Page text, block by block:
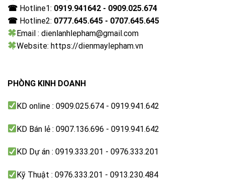
Chọn mức nước
Có
Kính chịu lực
Hộc nước giặt
Có
☎ Hotline1: 0919.941642 - 0909.025.674
☎ Hotline2: 0777.645.645 - 0707.645.645
Email : dienlanhlepham@gmail.com
Website: https://dienmaylepham.vn
PHÒNG KINH DOANH
KD online : 0909.025.674 - 0919.941.642
KD Bán lẻ : 0907.136.696 - 0919.941.642
KD Dự án : 0919.333.201 - 0976.333.201
Kỹ Thuật : 0976.333.201 - 0913.230.484